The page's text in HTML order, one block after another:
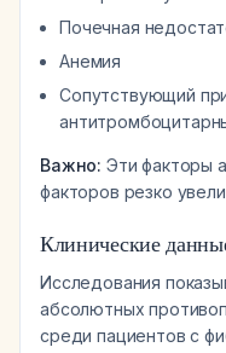
Почечная
Анемия
Сопутствующий
Важно: Эти факторы
факторов резко
Клинические
Исследования
абсолютных
среди пациентов с